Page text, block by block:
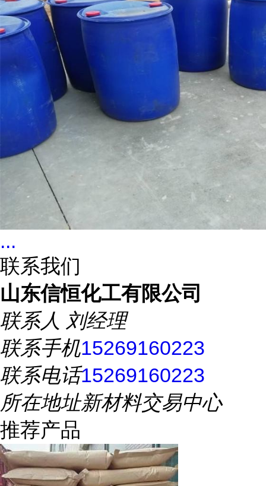
...
联系我们
山东信恒化工有限公司
联系人 刘经理
联系手机15269160223
联系电话15269160223
所在地址新材料交易中心
推荐产品